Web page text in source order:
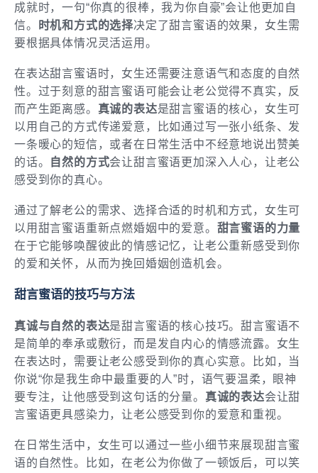
成就时，一句“你真的很棒，我为你自豪”会让他更加自
信。
时机和方式的选择决定了甜言蜜语的效果，女生需
要根据具体情况灵活运用。
在表达甜言蜜语时，女生还需要注意语气和态度的自然
性。过于刻意的甜言蜜语可能会让老公觉得不真实，反
而产生距离感。 真诚的表达是甜言蜜语的核心，女生可
以用自己的方式传递爱意，比如通过写一张小纸条、发
一条暖心的短信，或者在日常生活中不经意地说出赞美
的话。
自然的方式会让甜言蜜语更加深入人心，让老公
感受到你的真心。
通过了解老公的需求、选择合适的时机和方式，女生可
以用甜言蜜语重新点燃婚姻中的爱意。 甜言蜜语的力量
在于它能够唤醒彼此的情感记忆，让老公重新感受到你
的爱和关怀，从而为挽回婚姻创造机会。
甜言蜜语的技巧与方法
真诚与自然的表达是甜言蜜语的核心技巧。甜言蜜语不
是简单的奉承或敷衍，而是发自内心的情感流露。女生
在表达时，需要让老公感受到你的真心实意。比如，当
你说“你是我生命中最重要的人”时，语气要温柔，眼神
要专注，让他感受到这句话的分量。 真诚的表达会让甜
言蜜语更具感染力，让老公感受到你的爱意和重视。
在日常生活中，女生可以通过一些小细节来展现甜言蜜
语的自然性。比如，在老公为你做了一顿饭后，可以笑